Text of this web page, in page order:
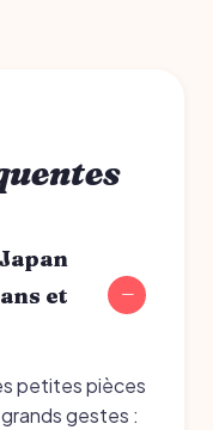
et
petites pièces
gestes :